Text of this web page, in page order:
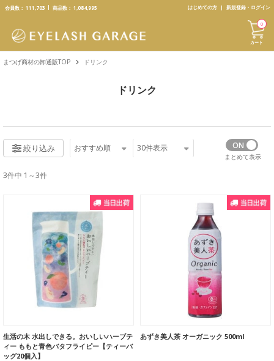
text.skipToContent
text.skipToNavigation
会員数： 111,703 商品数： 1,084,995 はじめての方 新規登録・ログイン
カート
0
まつげ商材の卸通販TOP ドリンク
ドリンク
絞り込み おすすめ順 30件表示
まとめて表示
3件中 1～3件
生活の木 水出しできる。おいしいハーブテ
ィー ももと青色バタフライピー【ティーバ
ッグ20個入】
あずき美人茶 オーガニック 500ml